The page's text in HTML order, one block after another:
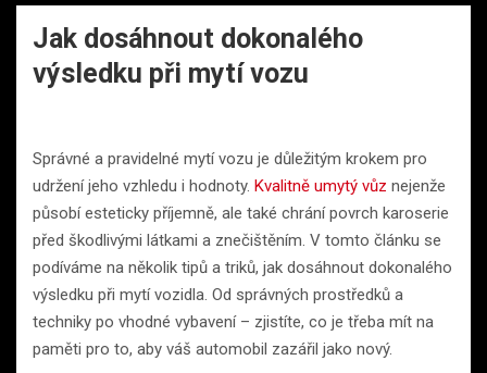
Jak dosáhnout dokonalého
výsledku při mytí vozu
Správné a pravidelné mytí vozu je důležitým krokem pro
udržení jeho vzhledu i hodnoty. Kvalitně umytý vůz nejenže
působí esteticky příjemně, ale také chrání povrch karoserie
před škodlivými látkami a znečištěním. V tomto článku se
podíváme na několik tipů a triků, jak dosáhnout dokonalého
výsledku při mytí vozidla. Od správných prostředků a
techniky po vhodné vybavení – zjistíte, co je třeba mít na
paměti pro to, aby váš automobil zazářil jako nový.